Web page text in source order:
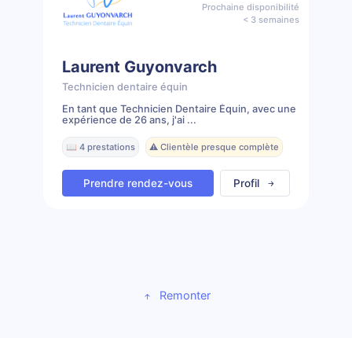
Prochaine disponibilité
< 3 semaines
Laurent Guyonvarch
Technicien dentaire équin
En tant que Technicien Dentaire Équin, avec une
expérience de 26 ans, j'ai ...
📖 4 prestations ⚠️ Clientèle presque complète
Prendre rendez-vous Profil
Remonter